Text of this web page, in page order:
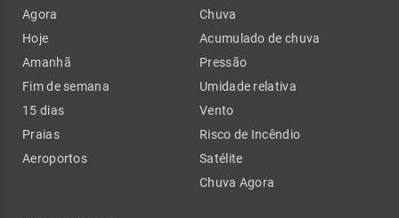
Agora
Hoje
Amanhã
Fim de semana
15 dias
Praias
Aeroportos
Chuva
Acumulado de chuva
Pressão
Umidade relativa
Vento
Risco de Incêndio
Satélite
Chuva Agora